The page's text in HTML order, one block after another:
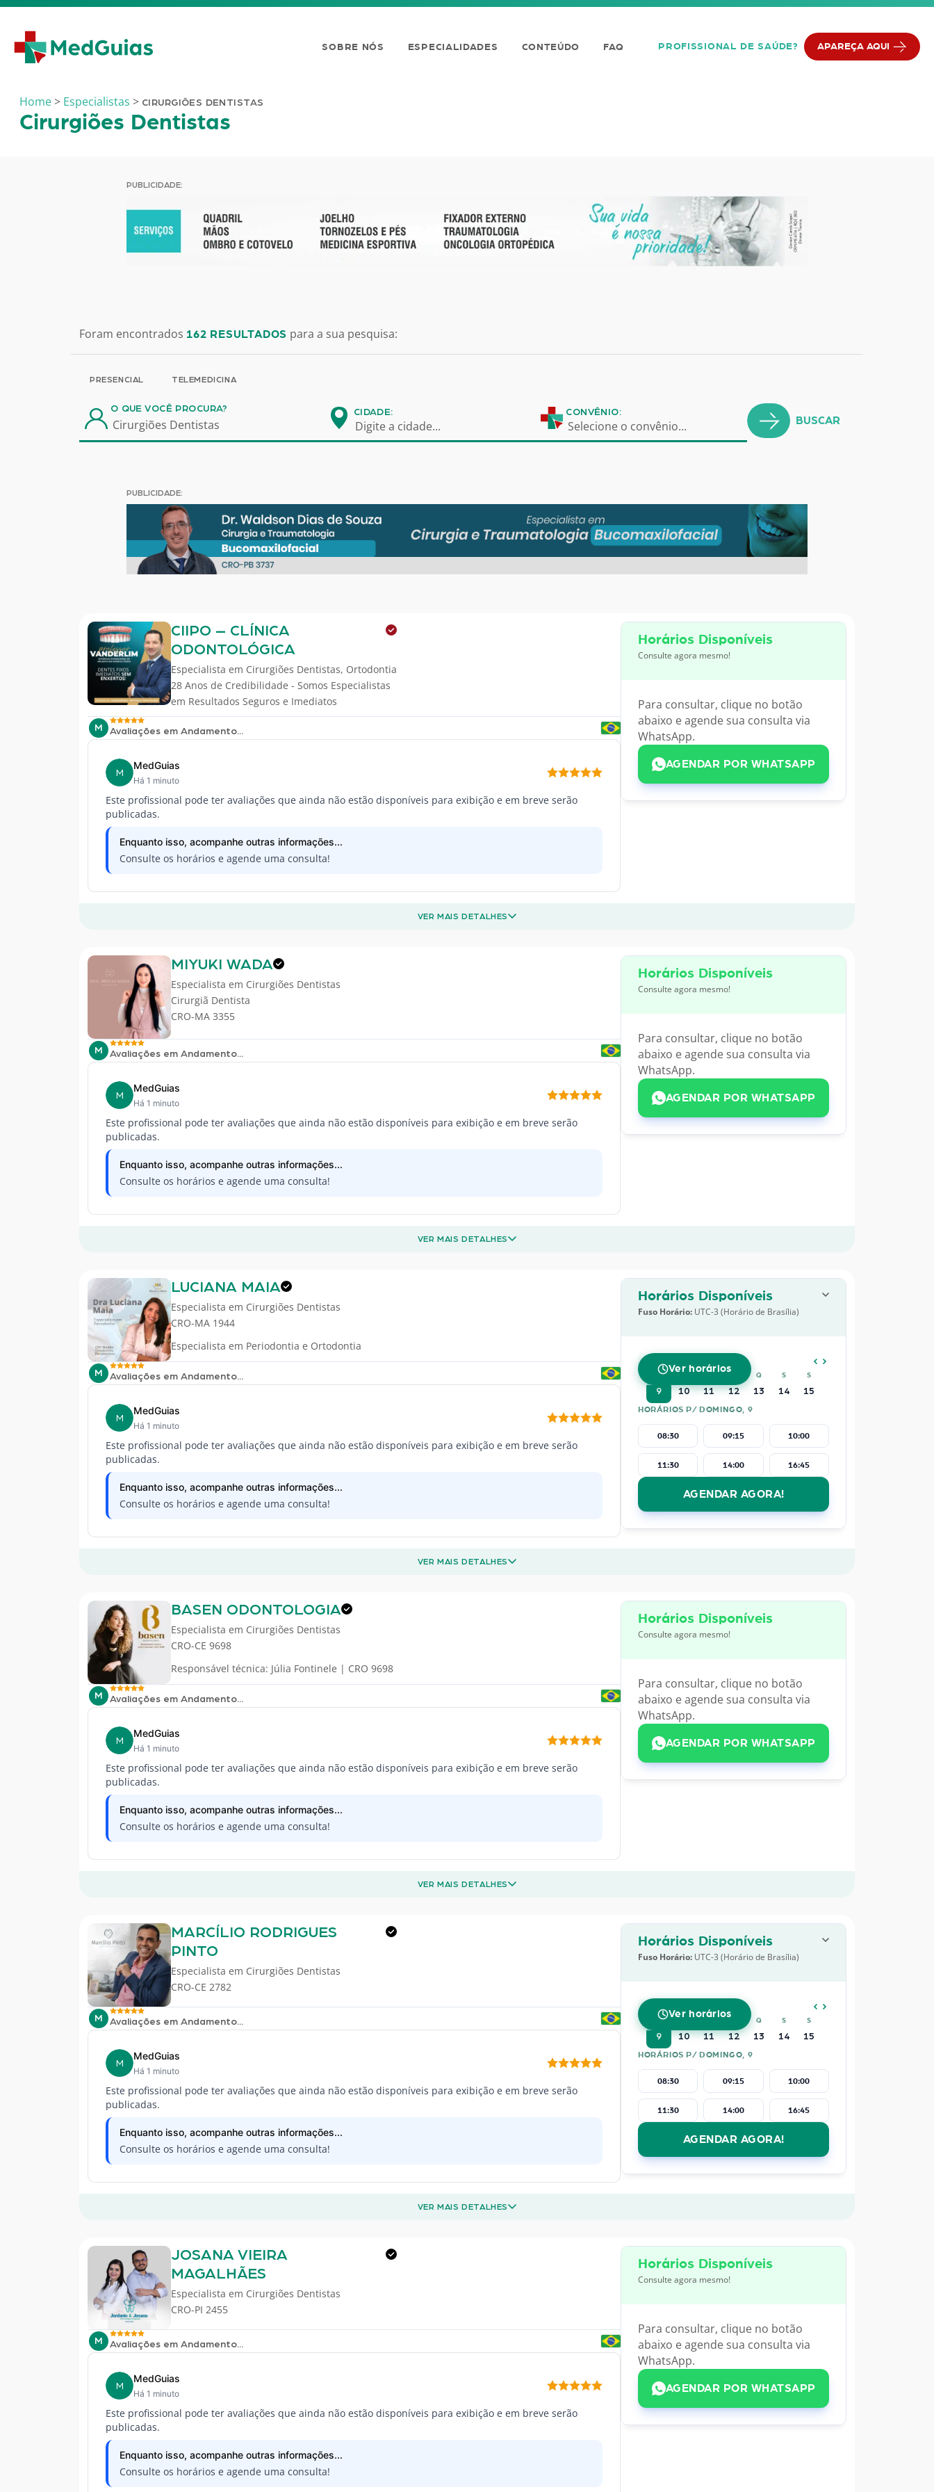
Ir para o conteúdo
SOBRE NÓS ESPECIALIDADES CONTEÚDO FAQ PROFISSIONAL DE SAÚDE? APAREÇA AQUI
Home> Especialistas > CIRURGIÕES DENTISTAS
Cirurgiões Dentistas
PUBLICIDADE:
Foram encontrados 162 RESULTADOS para a sua pesquisa:
PRESENCIAL TELEMEDICINA
O QUE VOCÊ PROCURA? CIDADE:
Digite a cidade...
CONVÊNIO:
Selecione o convênio... BUSCAR
PUBLICIDADE:
CIIPO – CLÍNICA
ODONTOLÓGICA
Especialista em Cirurgiões Dentistas, Ortodontia
28 Anos de Credibilidade - Somos Especialistas
em Resultados Seguros e Imediatos
M Avaliações em Andamento...
M
MedGuias
Há 1 minuto
Este profissional pode ter avaliações que ainda não estão disponíveis para exibição e em breve serão
publicadas.
Enquanto isso, acompanhe outras informações...
Consulte os horários e agende uma consulta!
Horários Disponíveis
Consulte agora mesmo!
Para consultar, clique no botão
abaixo e agende sua consulta via
WhatsApp.
AGENDAR POR WHATSAPP
VER MAIS DETALHES
MIYUKI WADA
Especialista em Cirurgiões Dentistas
Cirurgiã Dentista
CRO-MA 3355
M Avaliações em Andamento...
M
MedGuias
Há 1 minuto
Este profissional pode ter avaliações que ainda não estão disponíveis para exibição e em breve serão
publicadas.
Enquanto isso, acompanhe outras informações...
Consulte os horários e agende uma consulta!
Horários Disponíveis
Consulte agora mesmo!
Para consultar, clique no botão
abaixo e agende sua consulta via
WhatsApp.
AGENDAR POR WHATSAPP
VER MAIS DETALHES
LUCIANA MAIA
Especialista em Cirurgiões Dentistas
CRO-MA 1944
Especialista em Periodontia e Ortodontia
M Avaliações em Andamento...
M
MedGuias
Há 1 minuto
Este profissional pode ter avaliações que ainda não estão disponíveis para exibição e em breve serão
publicadas.
Enquanto isso, acompanhe outras informações...
Consulte os horários e agende uma consulta!
Horários Disponíveis
Fuso Horário: UTC-3 (Horário de Brasília)
Ver horários
AGOSTO 2026
D Q S S
9 10 11 12 13 14 15
HORÁRIOS P/ DOMINGO, 9
08:30 09:15 10:00
11:30 14:00 16:45
AGENDAR AGORA!
VER MAIS DETALHES
BASEN ODONTOLOGIA
Especialista em Cirurgiões Dentistas
CRO-CE 9698
Responsável técnica: Júlia Fontinele | CRO 9698
M Avaliações em Andamento...
M
MedGuias
Há 1 minuto
Este profissional pode ter avaliações que ainda não estão disponíveis para exibição e em breve serão
publicadas.
Enquanto isso, acompanhe outras informações...
Consulte os horários e agende uma consulta!
Horários Disponíveis
Consulte agora mesmo!
Para consultar, clique no botão
abaixo e agende sua consulta via
WhatsApp.
AGENDAR POR WHATSAPP
VER MAIS DETALHES
MARCÍLIO RODRIGUES
PINTO
Especialista em Cirurgiões Dentistas
CRO-CE 2782
M Avaliações em Andamento...
M
MedGuias
Há 1 minuto
Este profissional pode ter avaliações que ainda não estão disponíveis para exibição e em breve serão
publicadas.
Enquanto isso, acompanhe outras informações...
Consulte os horários e agende uma consulta!
Horários Disponíveis
Fuso Horário: UTC-3 (Horário de Brasília)
Ver horários
AGOSTO 2026
D Q S S
9 10 11 12 13 14 15
HORÁRIOS P/ DOMINGO, 9
08:30 09:15 10:00
11:30 14:00 16:45
AGENDAR AGORA!
VER MAIS DETALHES
JOSANA VIEIRA
MAGALHÃES
Especialista em Cirurgiões Dentistas
CRO-PI 2455
M Avaliações em Andamento...
M
MedGuias
Há 1 minuto
Este profissional pode ter avaliações que ainda não estão disponíveis para exibição e em breve serão
publicadas.
Enquanto isso, acompanhe outras informações...
Consulte os horários e agende uma consulta!
Horários Disponíveis
Consulte agora mesmo!
Para consultar, clique no botão
abaixo e agende sua consulta via
WhatsApp.
AGENDAR POR WHATSAPP